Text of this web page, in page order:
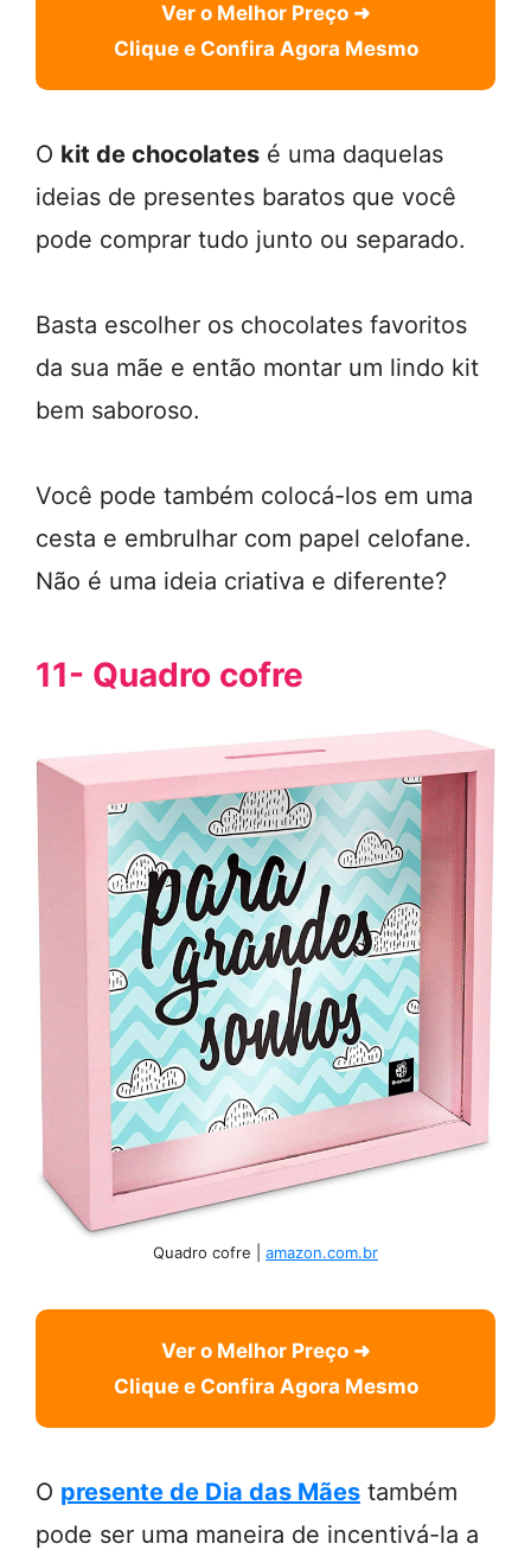
Ver o Melhor Preço ➜
Clique e Confira Agora Mesmo
O kit de chocolates é uma daquelas
ideias de presentes baratos que você
pode comprar tudo junto ou separado.
Basta escolher os chocolates favoritos
da sua mãe e então montar um lindo kit
bem saboroso.
Você pode também colocá-los em uma
cesta e embrulhar com papel celofane.
Não é uma ideia criativa e diferente?
11- Quadro cofre
Quadro cofre | amazon.com.br
Ver o Melhor Preço ➜
Clique e Confira Agora Mesmo
O presente de Dia das Mães também
pode ser uma maneira de incentivá-la a